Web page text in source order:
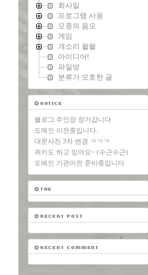
회사일
프로그램 사용
모종의 음모
게임
개소리 왈왈
아이디어!
파일방
분류가 모호한 글
블로그 주인장 장가갑니다
도메인 이전중입니다.
대문사진 3차 변경 ㅋㅋㅋ
위키도 하고 있어요~ (수근수근)
도메인 기관이전 준비중입니다